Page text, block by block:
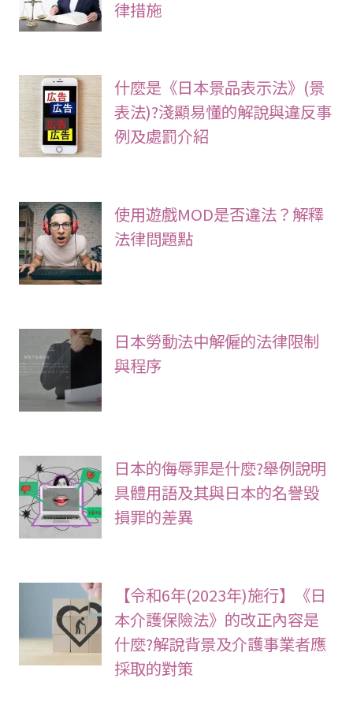
律措施
什麼是《日本景品表示法》(景
表法)?淺顯易懂的解說與違反事
例及處罰介紹
使用遊戲MOD是否違法？解釋
法律問題點
日本勞動法中解僱的法律限制
與程序
日本的侮辱罪是什麼?舉例說明
具體用語及其與日本的名譽毀
損罪的差異
【令和6年(2023年)施行】《日
本介護保險法》的改正內容是
什麼?解說背景及介護事業者應
採取的對策